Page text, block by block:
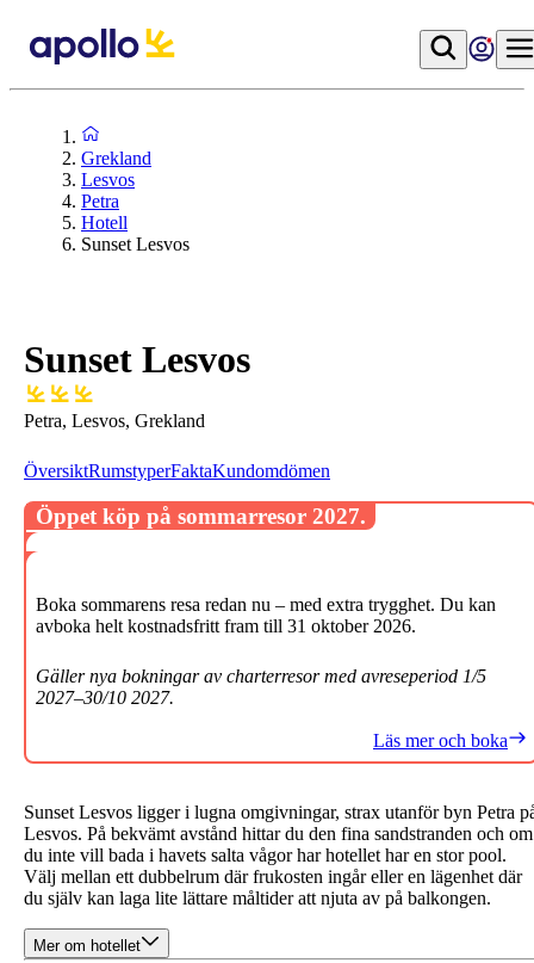
Grekland
Lesvos
Petra
Hotell
Sunset Lesvos
Sunset Lesvos
Petra, Lesvos, Grekland
ÖversiktRumstyperFaktaKundomdömen
Sunset Lesvos ligger i lugna omgivningar, strax utanför byn Petra
Lesvos. På bekvämt avstånd hittar du den fina sandstranden och om
du inte vill bada i havets salta vågor har hotellet har en stor pool.
Välj mellan ett dubbelrum där frukosten ingår eller en lägenhet där
du själv kan laga lite lättare måltider att njuta av på balkongen.
Mer om hotellet
Öppet köp på sommarresor 2027.
Boka sommarens resa redan nu – med extra trygghet. Du kan
avboka helt kostnadsfritt fram till 31 oktober 2026.
Gäller nya bokningar av charterresor med avreseperiod 1/5
2027–30/10 2027.
Läs mer och boka